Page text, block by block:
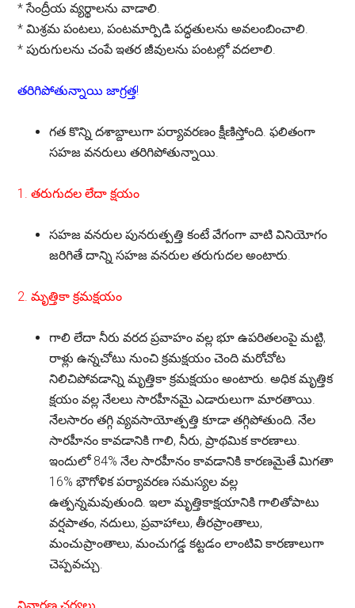
*సేంద్రీయ వ్యర్థాలను వాడాలి.
* మిశ్రమ పంటలు, పంటమార్పిడి పద్ధతులను అవలంబించాలి.
* పురుగులను చంపే ఇతర జీవులను పంటల్లో వదలాలి.
తరిగిపోతున్నాయి జాగ్రత్త!
గత కొన్ని దశాబ్దాలుగా పర్యావరణం క్షీణిస్తోంది. ఫలితంగా
సహజ వనరులు తరిగిపోతున్నాయి.
1. తరుగుదల లేదా క్షయం
సహజ వనరుల పునరుత్పత్తి కంటే వేగంగా వాటి వినియోగం
జరిగితే దాన్ని సహజ వనరుల తరుగుదల అంటారు.
2. మృత్తికా క్రమక్షయం
గాలి లేదా నీరు వరద ప్రవాహం వల్ల భూ ఉపరితలంపై మట్టి,
రాళ్లు ఉన్నచోటు నుంచి క్రమక్షయం చెంది మరోచోట
నిలిచిపోవడాన్ని మృత్తికా క్రమక్షయం అంటారు. అధిక మృత్తిక
క్షయం వల్ల నేలలు సారహీనమై ఎడారులుగా మారతాయి.
నేలసారం తగ్గి వ్యవసాయోత్పత్తి కూడా తగ్గిపోతుంది. నేల
సారహీనం కావడానికి గాలి, నీరు, ప్రాథమిక కారణాలు.
ఇందులో 84% నేల సారహీనం కావడానికి కారణమైతే మిగతా
16% భౌగోళిక పర్యావరణ సమస్యల వల్ల
ఉత్పన్నమవుతుంది. ఇలా మృత్తికాక్షయానికి గాలితోపాటు
వర్షపాతం, నదులు, ప్రవాహాలు, తీరప్రాంతాలు,
మంచుప్రాంతాలు, మంచుగడ్డ కట్టడం లాంటివి కారణాలుగా
చెప్పవచ్చు.